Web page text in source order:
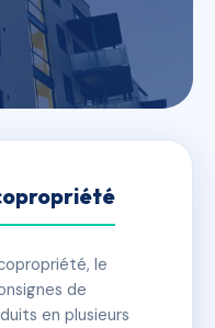
🏗 1 bâtiment(s)
le
de
en plusieurs